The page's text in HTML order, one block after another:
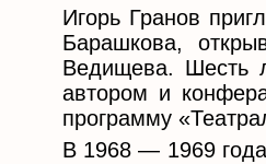
Игорь Гранов
Барашкова,
Ведищева. Шесть
автором и
программу
В 1968 — 1969